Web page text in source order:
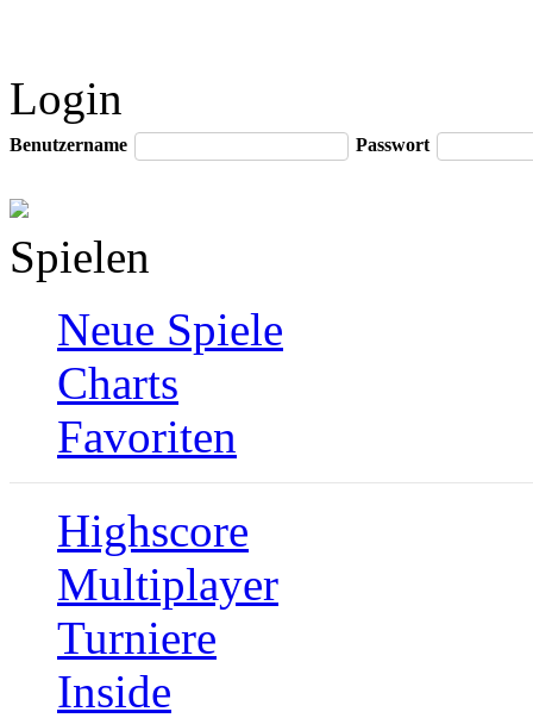
Login
Benutzername Passwort
Spielen
Neue Spiele
Charts
Favoriten
Highscore
Multiplayer
Turniere
Inside